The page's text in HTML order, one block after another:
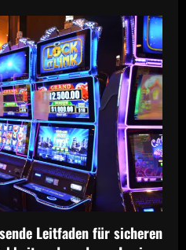
Leitfaden für sicheren